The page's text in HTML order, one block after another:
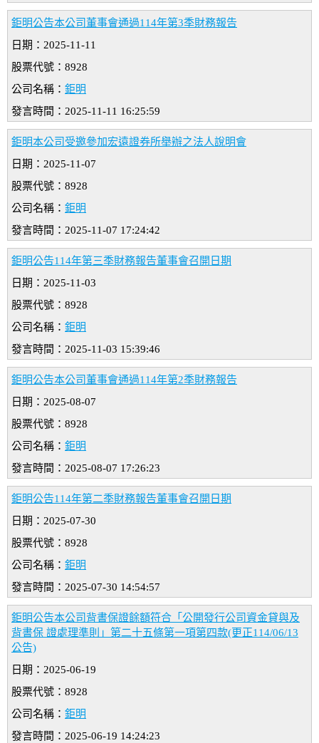
鉅明公告本公司董事會通過114年第3季財務報告
日期：2025-11-11
股票代號：8928
公司名稱： 鉅明
發言時間：2025-11-11 16:25:59
鉅明本公司受邀參加宏遠證券所舉辦之法人說明會
日期：2025-11-07
股票代號：8928
公司名稱： 鉅明
發言時間：2025-11-07 17:24:42
鉅明公告114年第三季財務報告董事會召開日期
日期：2025-11-03
股票代號：8928
公司名稱： 鉅明
發言時間：2025-11-03 15:39:46
鉅明公告本公司董事會通過114年第2季財務報告
日期：2025-08-07
股票代號：8928
公司名稱： 鉅明
發言時間：2025-08-07 17:26:23
鉅明公告114年第二季財務報告董事會召開日期
日期：2025-07-30
股票代號：8928
公司名稱： 鉅明
發言時間：2025-07-30 14:54:57
鉅明公告本公司背書保證餘額符合「公開發行公司資金貸與及
背書保 證處理準則」第二十五條第一項第四款(更正114/06/13
公告)
日期：2025-06-19
股票代號：8928
公司名稱： 鉅明
發言時間：2025-06-19 14:24:23